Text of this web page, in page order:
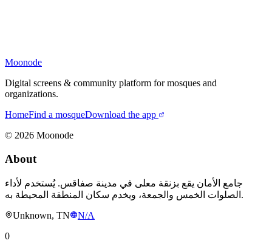
Moonode
Digital screens & community platform for mosques and
organizations.
HomeFind a mosqueDownload the app
© 2026 Moonode
About
جامع الأمان يقع بزنقة معلى في مدينة صفاقس. يُستخدم لأداء
الصلوات الخمس والجمعة، ويخدم سكان المنطقة المحيطة به.
Unknown, TN
N/A
0